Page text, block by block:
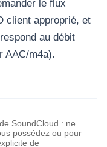
le flux
client approprié, et
au débit
AAC/m4a).
SoundCloud : ne
possédez ou pour
de